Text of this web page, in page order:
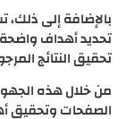
بالإضافة إلى ذلك،
تحديد أهداف
تحقيق النتائج
من خلال هذه
الصفحات وتحقيق